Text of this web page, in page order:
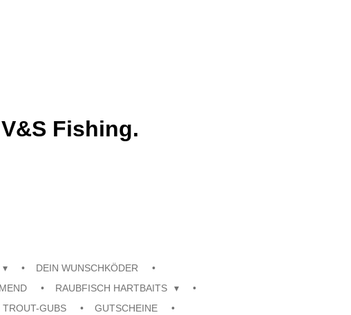
Fishing.
DEIN WUNSCHKÖDER
RAUBFISCH HARTBAITS
TROUT-GUBS
GUTSCHEINE